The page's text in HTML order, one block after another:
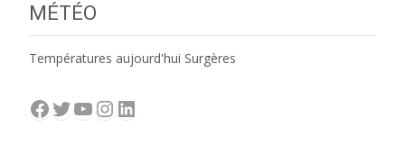
MÉTÉO
Températures aujourd'hui Surgères
Facebook
Twitter
YouTube
Instagram
LinkedIn